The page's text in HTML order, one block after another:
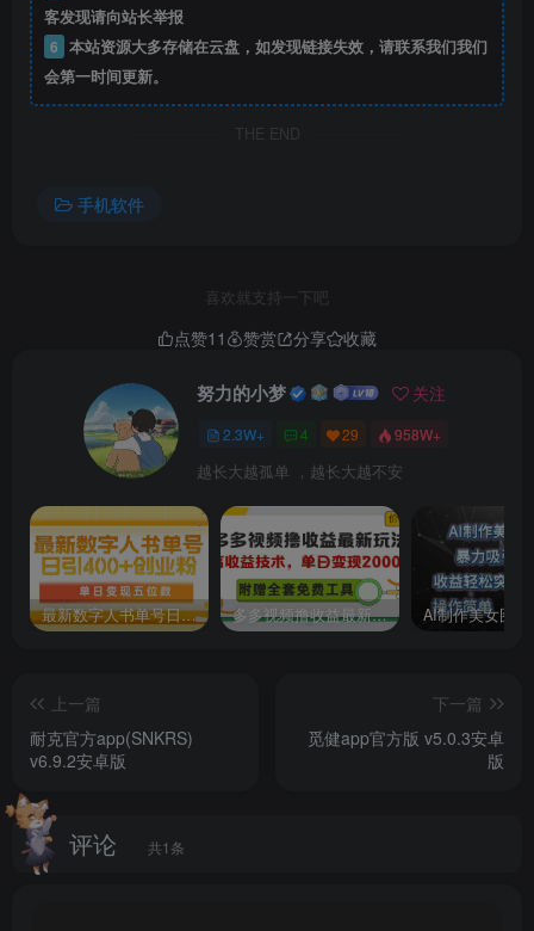
英语早教app是目前移动互联网上针对幼儿英语早教启蒙最
实用的行业应用之一，它不仅可以帮助家长们时刻陪伴和教
育宝宝，提供家长们一个轻松的生活体验，还能让内容随着
宝宝接触的真实场景和事物进行开发与设计，根据宝宝的实
际年龄，自动为宝宝匹配和推荐相应的学习资源，宝宝在学
会每一个字词的真人发音时，还能认识动物，水果，蔬菜，
软件特色
1、覆盖宝宝常用的英语口语词汇，我们要来读单词、拼写单
词、学习单词，和它一起完成作业。
客发现请向站长举报
6 本站资源大多存储在云盘，如发现链接失效，请联系我们我们
会第一时间更新。
THE END
手机软件
喜欢就支持一下吧
点赞11 赞赏 分享 收藏
努力的小梦 关注
2.3W+ 4 29 958W+
越长大越孤单 ，越长大越不安
最新数字人书单号日400+创业粉，单日变现五位数，市面卖5980附软件和详… 多多视频撸收益最新玩法，高收益技术，单日变现2000+，附赠全套技术资料
上一篇
耐克官方app(SNKRS)
v6.9.2安卓版
下一篇
觅健app官方版 v5.0.3安卓
版
评论 共1条